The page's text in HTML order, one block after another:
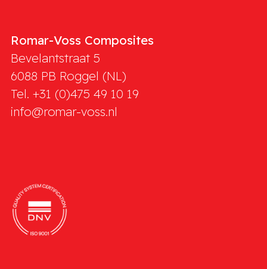
Romar-Voss Composites
Bevelantstraat 5
6088 PB Roggel (NL)
Tel. +31 (0)475 49 10 19
info@romar-voss.nl